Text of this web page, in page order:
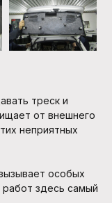
треск и
от внешнего
неприятных
особых
здесь самый